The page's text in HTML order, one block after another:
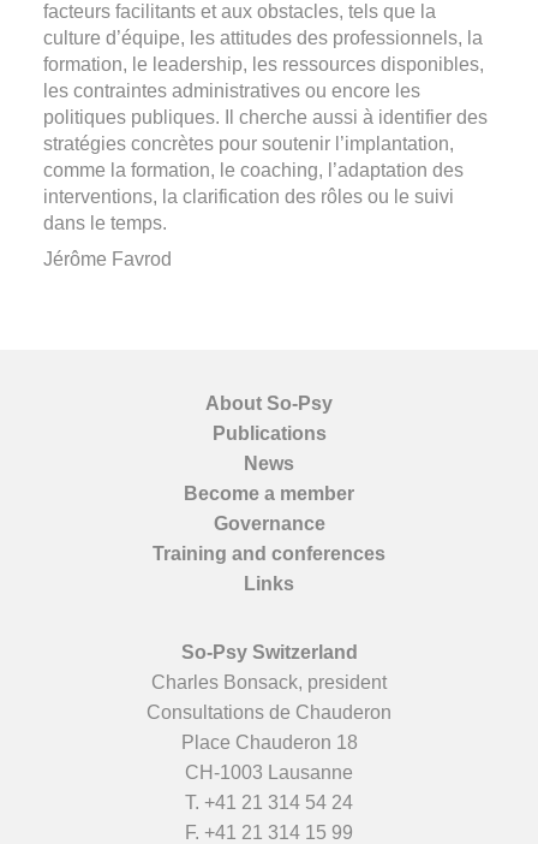
facteurs facilitants et aux obstacles, tels que la
culture d’équipe, les attitudes des professionnels, la
formation, le leadership, les ressources disponibles,
les contraintes administratives ou encore les
politiques publiques. Il cherche aussi à identifier des
stratégies concrètes pour soutenir l’implantation,
comme la formation, le coaching, l’adaptation des
interventions, la clarification des rôles ou le suivi
dans le temps.
Jérôme Favrod
About So-Psy
Publications
News
Become a member
Governance
Training and conferences
Links
So-Psy Switzerland
Charles Bonsack, president
Consultations de Chauderon
Place Chauderon 18
CH-1003 Lausanne
T. +41 21 314 54 24
F. +41 21 314 15 99